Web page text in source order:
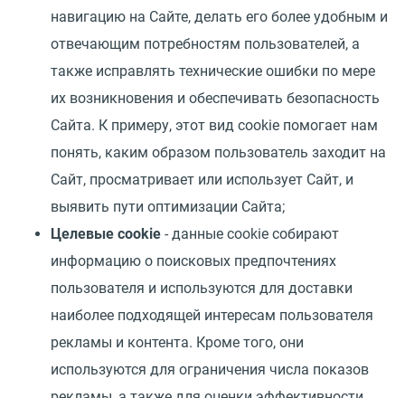
навигацию на Сайте, делать его более удобным и
отвечающим потребностям пользователей, а
также исправлять технические ошибки по мере
их возникновения и обеспечивать безопасность
Сайта. К примеру, этот вид cookie помогает нам
понять, каким образом пользователь заходит на
Сайт, просматривает или использует Сайт, и
выявить пути оптимизации Сайта;
Целевые cookie - данные cookie собирают
информацию о поисковых предпочтениях
пользователя и используются для доставки
наиболее подходящей интересам пользователя
рекламы и контента. Кроме того, они
используются для ограничения числа показов